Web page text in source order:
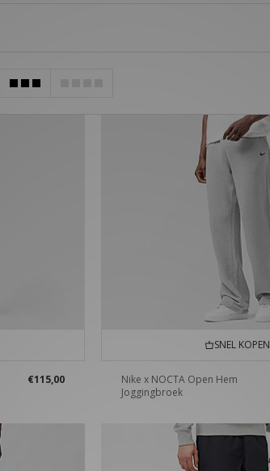
€115,00
SNEL KOPEN
Nike x NOCTA Open Hem
Joggingbroek